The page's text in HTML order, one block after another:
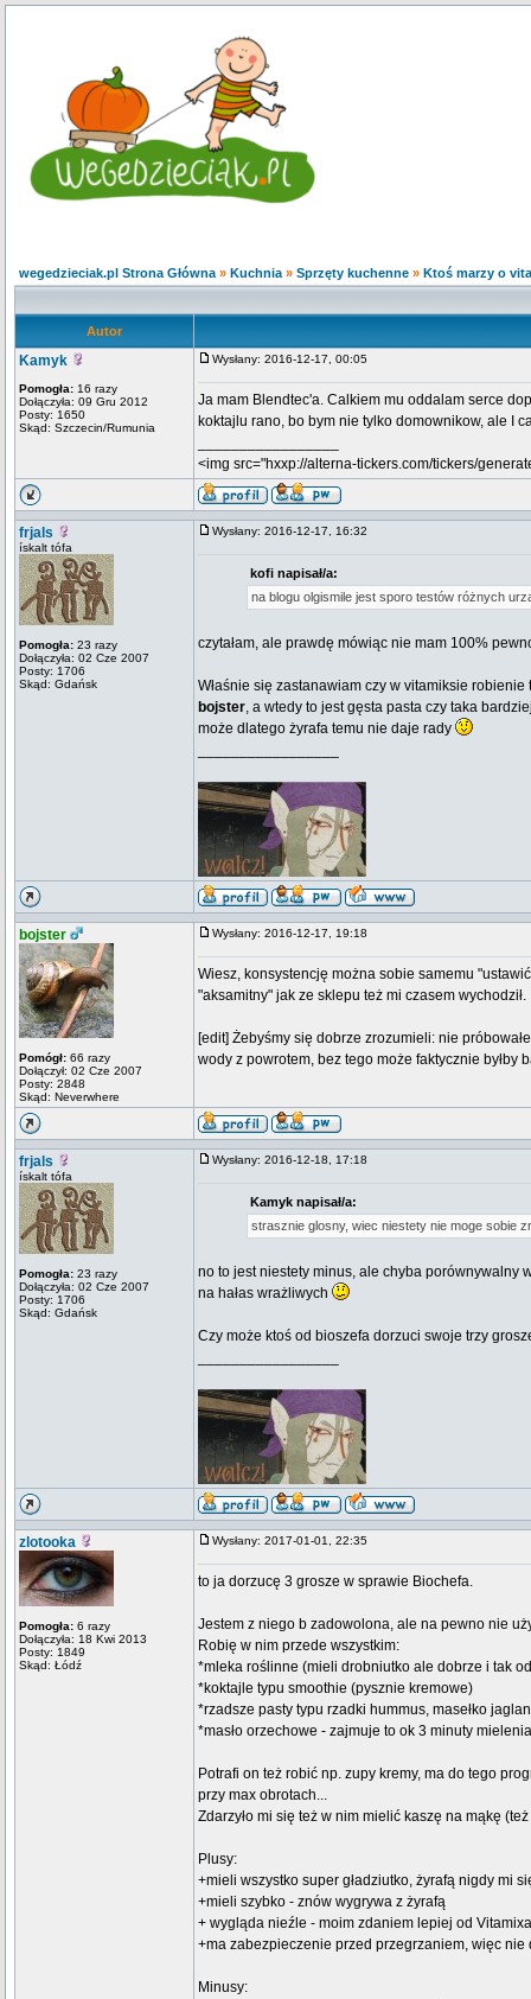
wegedzieciak.pl Strona Główna » Kuchnia » Sprzęty kuchenne » Ktoś marzy o
Autor
Kamyk
Pomogła: 16 razy
Dołączyła: 09 Gru 2012
Posty: 1650
Skąd: Szczecin/Rumunia
Wysłany: 2016-12-17, 00:05
Ja mam Blendtec'a. Calkiem mu oddalam serce
koktajlu rano, bo bym nie tylko domownikow, ale I
<img src="hxxp://alterna-tickers.com/tickers/
frjals
ískalt tófa
Pomogła: 23 razy
Dołączyła: 02 Cze 2007
Posty: 1706
Skąd: Gdańsk
Wysłany: 2016-12-17, 16:32
kofi napisał/a:
na blogu olgismile jest sporo testów różnych
czytałam, ale prawdę mówiąc nie mam 100%
Właśnie się zastanawiam czy w vitamiksie
bojster, a wtedy to jest gęsta pasta czy taka
może dlatego żyrafa temu nie daje rady
bojster
Pomógł: 66 razy
Dołączył: 02 Cze 2007
Posty: 2848
Skąd: Neverwhere
Wysłany: 2016-12-17, 19:18
Wiesz, konsystencję można sobie samemu
"aksamitny" jak ze sklepu też mi czasem wychodził.
[edit] Żebyśmy się dobrze zrozumieli: nie
wody z powrotem, bez tego może faktycznie byłby
frjals
ískalt tófa
Pomogła: 23 razy
Dołączyła: 02 Cze 2007
Posty: 1706
Skąd: Gdańsk
Wysłany: 2016-12-18, 17:18
Kamyk napisał/a:
strasznie glosny, wiec niestety nie moge sobie
no to jest niestety minus, ale chyba porównywalny
na hałas wrażliwych
Czy może ktoś od bioszefa dorzuci swoje trzy
zlotooka
Pomogła: 6 razy
Dołączyła: 18 Kwi 2013
Posty: 1849
Skąd: Łódź
Wysłany: 2017-01-01, 22:35
to ja dorzucę 3 grosze w sprawie Biochefa.
Jestem z niego b zadowolona, ale na pewno nie
Robię w nim przede wszystkim:
*mleka roślinne (mieli drobniutko ale dobrze i tak
*koktajle typu smoothie (pysznie kremowe)
*rzadsze pasty typu rzadki hummus, masełko
*masło orzechowe - zajmuje to ok 3 minuty
Potrafi on też robić np. zupy kremy, ma do tego
przy max obrotach...
Zdarzyło mi się też w nim mielić kaszę na mąkę
Plusy:
+mieli wszystko super gładziutko, żyrafą nigdy mi
+mieli szybko - znów wygrywa z żyrafą
+ wygląda nieźle - moim zdaniem lepiej od
+ma zabezpieczenie przed przegrzaniem, więc
Minusy: